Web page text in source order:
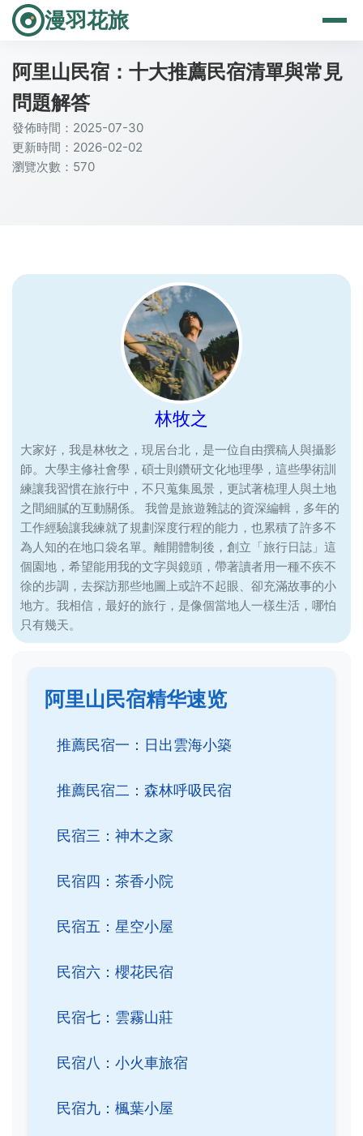
漫羽花旅
阿里山民宿：十大推薦民宿清單與常見
問題解答
發佈時間：2025-07-30
更新時間：2026-02-02
瀏覽次數：570
林牧之
大家好，我是林牧之，現居台北，是一位自由撰稿人與攝影
師。大學主修社會學，碩士則鑽研文化地理學，這些學術訓
練讓我習慣在旅行中，不只蒐集風景，更試著梳理人與土地
之間細膩的互動關係。 我曾是旅遊雜誌的資深編輯，多年的
工作經驗讓我練就了規劃深度行程的能力，也累積了許多不
為人知的在地口袋名單。離開體制後，創立「旅行日誌」這
個園地，希望能用我的文字與鏡頭，帶著讀者用一種不疾不
徐的步調，去探訪那些地圖上或許不起眼、卻充滿故事的小
地方。我相信，最好的旅行，是像個當地人一樣生活，哪怕
只有幾天。
阿里山民宿精华速览
推薦民宿一：日出雲海小築
推薦民宿二：森林呼吸民宿
民宿三：神木之家
民宿四：茶香小院
民宿五：星空小屋
民宿六：櫻花民宿
民宿七：雲霧山莊
民宿八：小火車旅宿
民宿九：楓葉小屋